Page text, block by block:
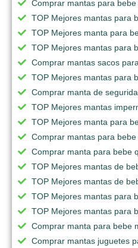
Comprar mantas para bebe
TOP Mejores mantas para
TOP Mejores manta para
TOP Mejores mantas para
Comprar mantas sacos
TOP Mejores mantas para
Comprar manta de
TOP Mejores mantas
TOP Mejores manta para
Comprar mantas para
Comprar manta para bebe
TOP Mejores mantas de
TOP Mejores mantas de
TOP Mejores mantas para
TOP Mejores mantas para
Comprar manta para bebe
Comprar mantas juguetes